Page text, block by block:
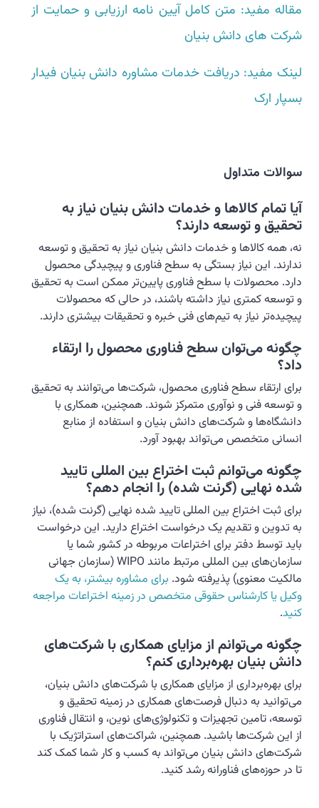
مقاله مفید: متن کامل آیین نامه ارزیابی و حمایت از
شرکت های دانش بنیان
لینک مفید: دریافت خدمات مشاوره دانش بنیان فیدار
بسپار ارک
سوالات متداول
آیا تمام کالاها و خدمات دانش بنیان نیاز به
تحقیق و توسعه دارند؟
نه، همه کالاها و خدمات دانش بنیان نیاز به تحقیق و توسعه
ندارند. این نیاز بستگی به سطح فناوری و پیچیدگی محصول
دارد. محصولات با سطح فناوری پایین‌تر ممکن است به تحقیق
و توسعه کمتری نیاز داشته باشند، در حالی که محصولات
پیچیده‌تر نیاز به تیم‌های فنی خبره و تحقیقات بیشتری دارند.
چگونه می‌توان سطح فناوری محصول را ارتقاء
داد؟
برای ارتقاء سطح فناوری محصول، شرکت‌ها می‌توانند به تحقیق
و توسعه فنی و نوآوری متمرکز شوند. همچنین، همکاری با
دانشگاه‌ها و شرکت‌های دانش بنیان و استفاده از منابع
انسانی متخصص می‌تواند بهبود آورد.
چگونه می‌توانم ثبت اختراع بین المللی تایید
شده نهایی (گرنت شده) را انجام دهم؟
برای ثبت اختراع بین المللی تایید شده نهایی (گرنت شده)، نیاز
به تدوین و تقدیم یک درخواست اختراع دارید. این درخواست
باید توسط دفتر برای اختراعات مربوطه در کشور شما یا
سازمان‌های بین المللی مرتبط مانند WIPO (سازمان جهانی
مالکیت معنوی) پذیرفته شود. برای مشاوره بیشتر، به یک
وکیل یا کارشناس حقوقی متخصص در زمینه اختراعات مراجعه
کنید.
چگونه می‌توانم از مزایای همکاری با شرکت‌های
دانش بنیان بهره‌برداری کنم؟
برای بهره‌برداری از مزایای همکاری با شرکت‌های دانش بنیان،
می‌توانید به دنبال فرصت‌های همکاری در زمینه تحقیق و
توسعه، تامین تجهیزات و تکنولوژی‌های نوین، و انتقال فناوری
از این شرکت‌ها باشید. همچنین، شراکت‌های استراتژیک با
شرکت‌های دانش بنیان می‌تواند به کسب و کار شما کمک کند
تا در حوزه‌های فناورانه رشد کنید.